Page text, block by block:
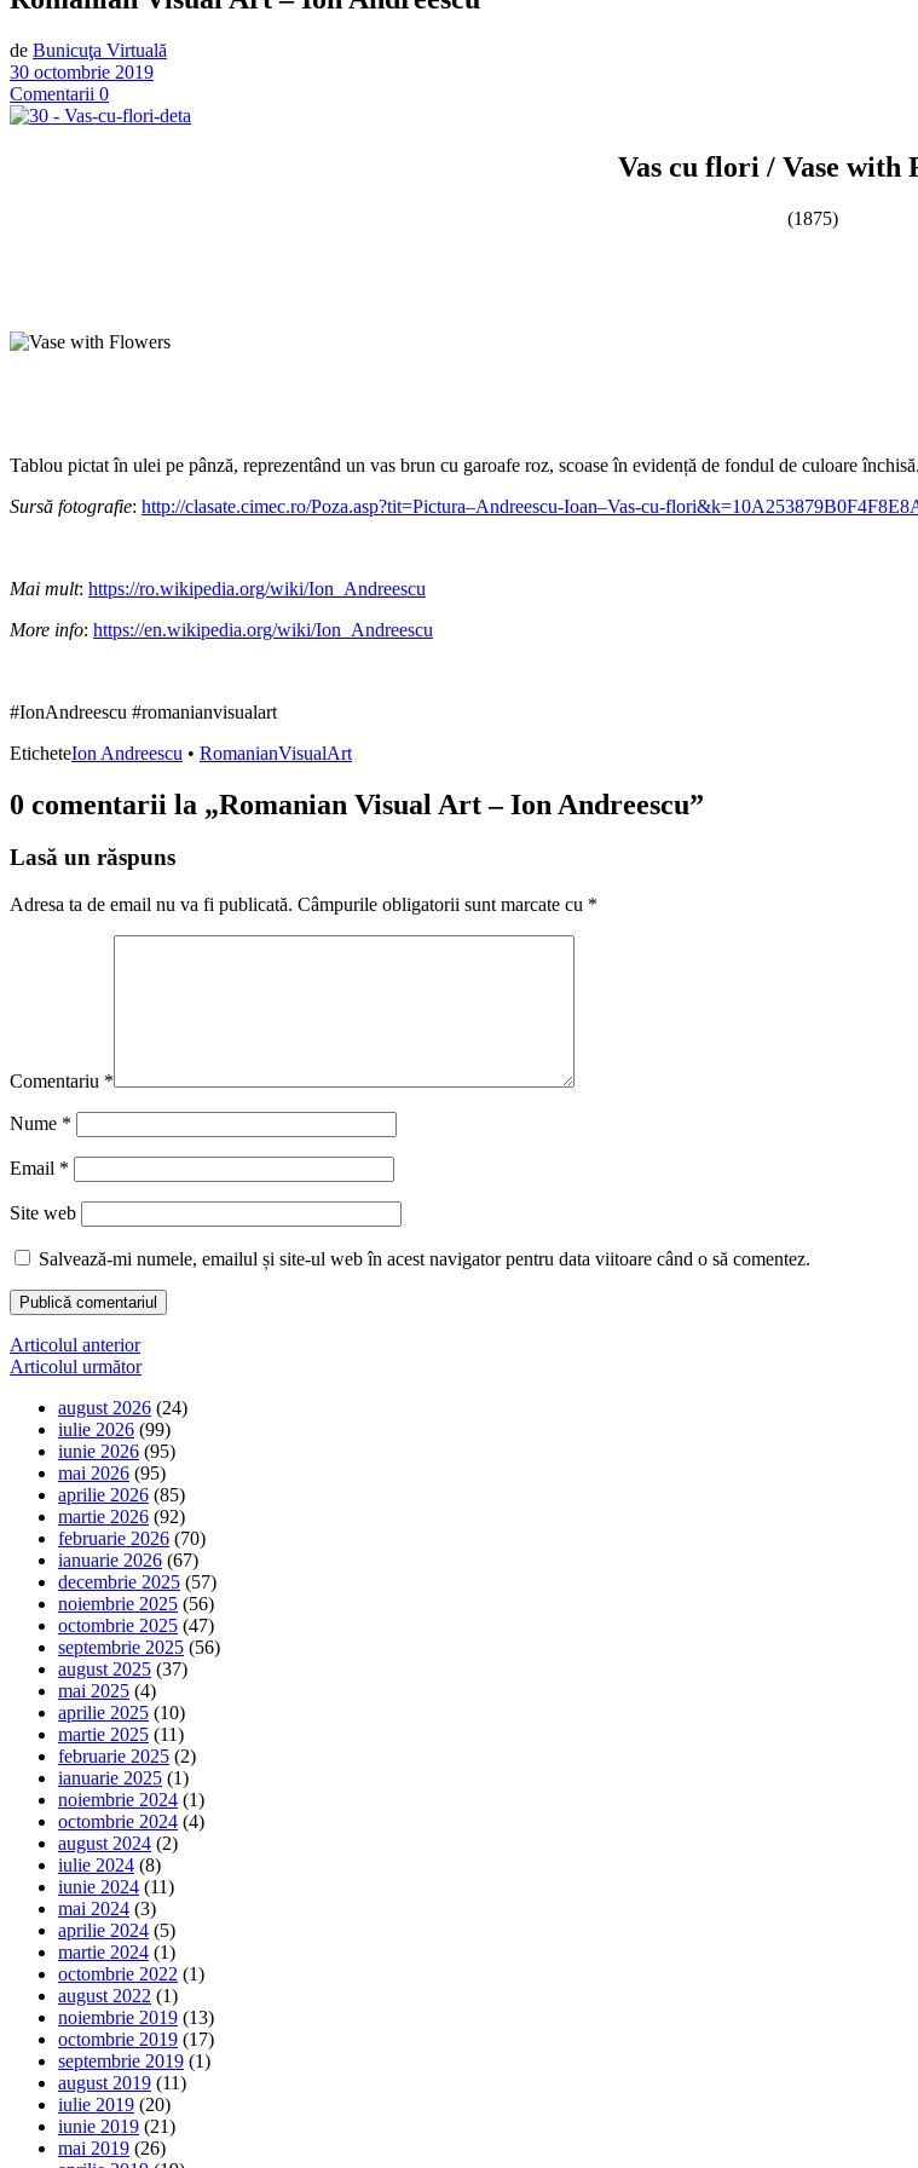
de Bunicuţa Virtuală
30 octombrie 2019
Comentarii 0
Vas cu flori / Vase with
(1875)
Tablou pictat în ulei pe pânză, reprezentând un vas brun cu garoafe roz, scoase în evidență de fondul de culoare
Sursă fotografie: http://clasate.cimec.ro/Poza.asp?tit=Pictura–Andreescu-Ioan–Vas-cu-
Mai mult: https://ro.wikipedia.org/wiki/Ion_Andreescu
More info: https://en.wikipedia.org/wiki/Ion_Andreescu
#IonAndreescu #romanianvisualart
EticheteIon Andreescu • RomanianVisualArt
0 comentarii la „Romanian Visual Art – Ion Andreescu”
Lasă un răspuns
Adresa ta de email nu va fi publicată. Câmpurile obligatorii sunt marcate cu *
Comentariu *
Nume *
Email *
Site web
Salvează-mi numele, emailul și site-ul web în acest navigator pentru data viitoare când o să comentez.
Navigare
în
articole
Articolul anterior
Articolul următor
august 2026 (24)
iulie 2026 (99)
iunie 2026 (95)
mai 2026 (95)
aprilie 2026 (85)
martie 2026 (92)
februarie 2026 (70)
ianuarie 2026 (67)
decembrie 2025 (57)
noiembrie 2025 (56)
octombrie 2025 (47)
septembrie 2025 (56)
august 2025 (37)
mai 2025 (4)
aprilie 2025 (10)
martie 2025 (11)
februarie 2025 (2)
ianuarie 2025 (1)
noiembrie 2024 (1)
octombrie 2024 (4)
august 2024 (2)
iulie 2024 (8)
iunie 2024 (11)
mai 2024 (3)
aprilie 2024 (5)
martie 2024 (1)
octombrie 2022 (1)
august 2022 (1)
noiembrie 2019 (13)
octombrie 2019 (17)
septembrie 2019 (1)
august 2019 (11)
iulie 2019 (20)
iunie 2019 (21)
mai 2019 (26)